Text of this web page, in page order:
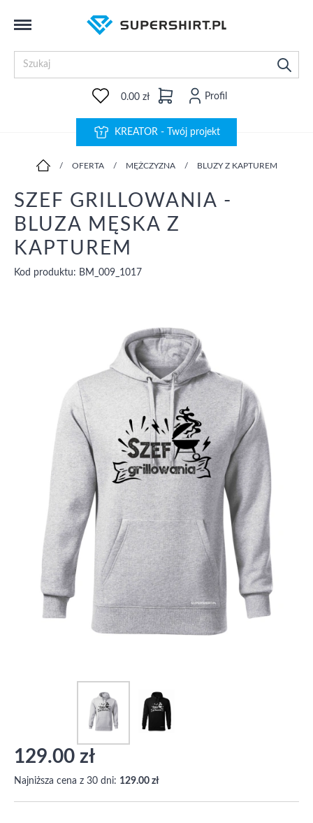
0.00 zł Profil
KREATOR - Twój projekt
/ OFERTA / MĘŻCZYZNA / BLUZY Z KAPTUREM
SZEF GRILLOWANIA -
BLUZA MĘSKA Z
KAPTUREM
Kod produktu: BM_009_1017
129.00 zł
Najniższa cena z 30 dni: 129.00 zł